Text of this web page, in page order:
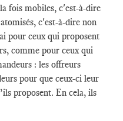
fois mobiles, c'est-à-dire
c'est-à-dire non
pour ceux qui proposent
comme pour ceux qui
: les offreurs
pour que ceux-ci leur
proposent. En cela, ils